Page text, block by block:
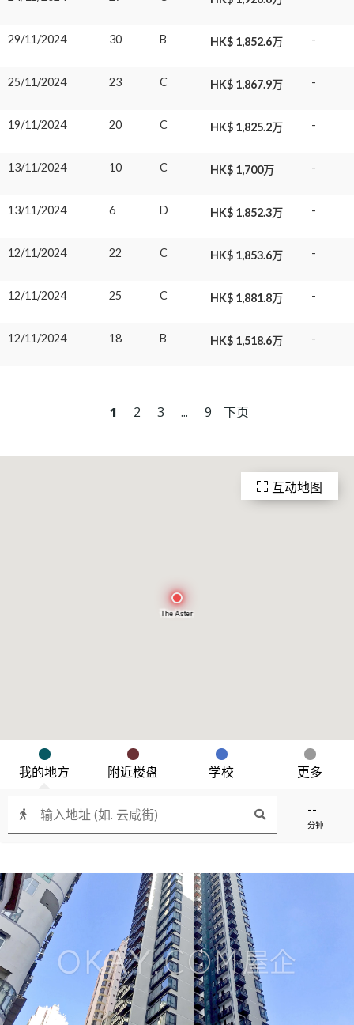
The Aster
--
分钟
我的地方 附近楼盘 学校 更多
互动地图
29/11/2024 30 B HK$ 1,852.6万 -
25/11/2024 23 C HK$ 1,867.9万 -
19/11/2024 20 C HK$ 1,825.2万 -
13/11/2024 10 C HK$ 1,700万 -
13/11/2024 6 D HK$ 1,852.3万 -
12/11/2024 22 C HK$ 1,853.6万 -
12/11/2024 25 C HK$ 1,881.8万 -
12/11/2024 18 B HK$ 1,518.6万 -
1 2 3 ... 9 下页